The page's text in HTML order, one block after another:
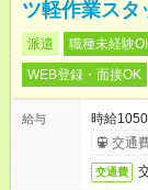
ツ軽作業スタ
派遣 職種未経験
WEB登録・面接OK
給与
時給
交通
交通費